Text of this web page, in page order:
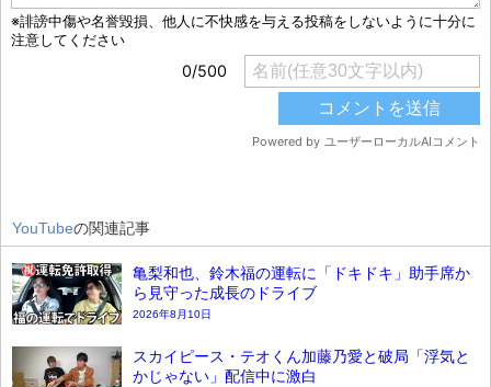
YouTubeの関連記事
亀梨和也、鈴木福の運転に「ドキドキ」助手席か
ら見守った成長のドライブ
2026年8月10日
スカイピース・テオくん加藤乃愛と破局「浮気と
かじゃない」配信中に激白